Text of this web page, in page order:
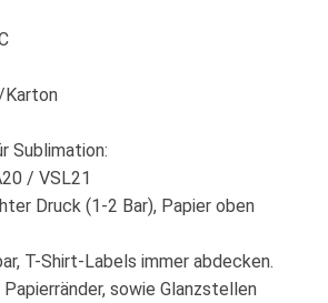
Karton
Sublimation:
/ VSL21
Druck (1-2 Bar), Papier oben
T-Shirt-Labels immer abdecken.
sowie Glanzstellen